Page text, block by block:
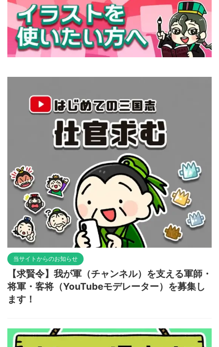
当サイトからのお知らせ
【求賢令】我が軍（チャンネル）を支える軍師・
将軍・客将（YouTubeモデレーター）を募集し
ます！